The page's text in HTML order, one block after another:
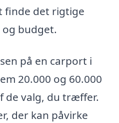
finde det rigtige
budget.
på en carport i
20.000 og 60.000
de valg, du træffer.
der kan påvirke